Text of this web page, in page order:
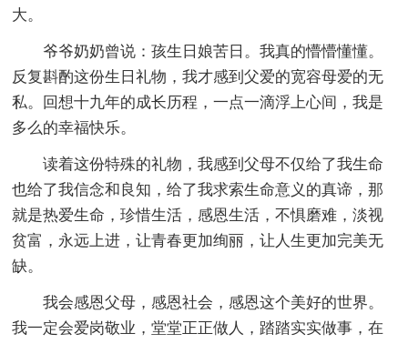
大。
爷爷奶奶曾说：孩生日娘苦日。我真的懵懵懂懂。
反复斟酌这份生日礼物，我才感到父爱的宽容母爱的无
私。回想十九年的成长历程，一点一滴浮上心间，我是
多么的幸福快乐。
读着这份特殊的礼物，我感到父母不仅给了我生命
也给了我信念和良知，给了我求索生命意义的真谛，那
就是热爱生命，珍惜生活，感恩生活，不惧磨难，淡视
贫富，永远上进，让青春更加绚丽，让人生更加完美无
缺。
我会感恩父母，感恩社会，感恩这个美好的世界。
我一定会爱岗敬业，堂堂正正做人，踏踏实实做事，在